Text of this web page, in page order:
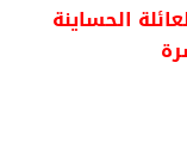
لـ 112 شهيد لعائلة الحساينة